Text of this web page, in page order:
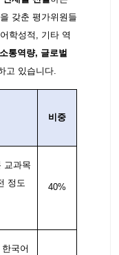
갖춘 평가위원들
학성적, 기타 역
통역량, 글로벌
고 있습니다.
비중
교과목
정도
40%
국어